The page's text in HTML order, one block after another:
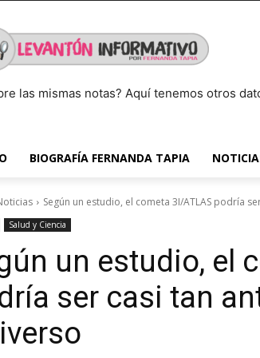
las mismas notas? Aquí tenemos otros
BIOGRAFÍA FERNANDA TAPIA
Según un estudio, el cometa 3I/ATLAS podría
Salud y Ciencia
un estudio, el
ser casi tan